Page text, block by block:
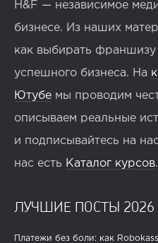
H&F — независимое
бизнесе. Из наших
как выбирать франшизу
успешного бизнеса. На
Ютубе мы проводим
описываем реальные
и подписывайтесь на
нас есть Каталог курсов.
ЛУЧШИЕ ПОСТЫ 2026
Платежи без боли: как